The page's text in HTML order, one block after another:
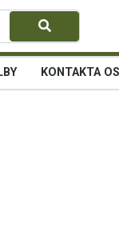
KONTAKTA